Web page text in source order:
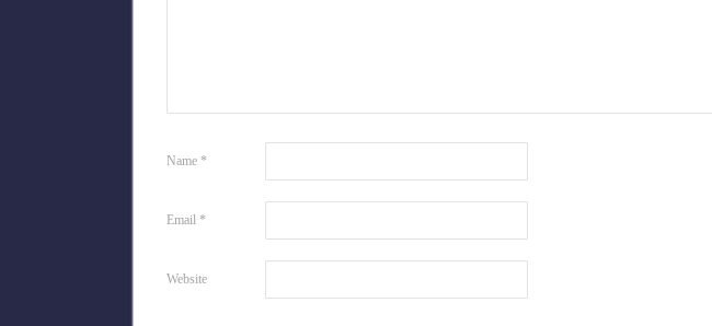
Name *
Email *
Website